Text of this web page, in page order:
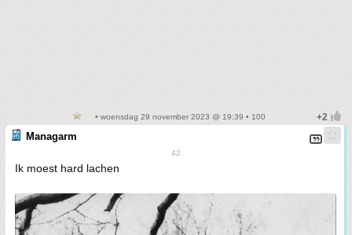
• woensdag 29 november 2023 @ 19:39 • 100
Managarm
42
Ik moest hard lachen